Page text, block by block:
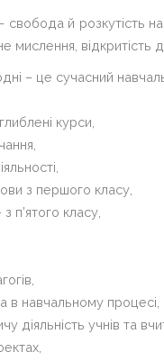
й розкутість
мислення, відкритість
– це сучасний
курси,
з першого класу,
п’ятого класу,
в навчальному процесі,
діяльність учнів та